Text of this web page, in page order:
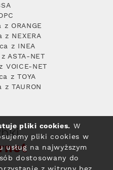
ORANGE
z NEXERA
z INEA
ASTA-NET
VOICE-NET
z TOYA
TAURON
pliki cookies. W
pliki cookies w
usług na najwyższym
dostosowany do